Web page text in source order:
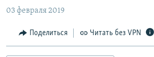
Вернутся
главной
навигации
МНЕНИЯ
КУЛЬТУРА
IDEL.РЕАЛИИ
03 февраля 2019
Поделиться Читать без VPN